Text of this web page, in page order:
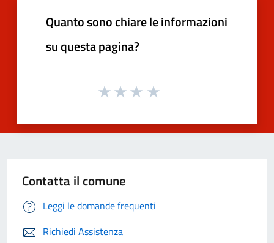
Quanto sono chiare le informazioni
su questa pagina?
Contatta il comune
Leggi le domande frequenti
Richiedi Assistenza